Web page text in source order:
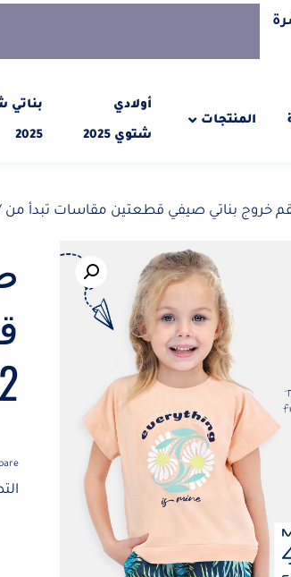
المنتجات
أولادي
شتوي 2025
بناتي
2025
خروج بناتي صيفي قطعتين مقاسات تبدأ من / 2-3-4-
2-3-4-5